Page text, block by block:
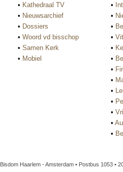
• Kathedraal TV
• Nieuwsarchief
• Dossiers
• Woord vd bisschop
• Samen Kerk
• Mobiel
•
•
•
•
•
•
•
•
•
•
•
•
•
Bisdom Haarlem - Amsterdam • Postbus 1053 •